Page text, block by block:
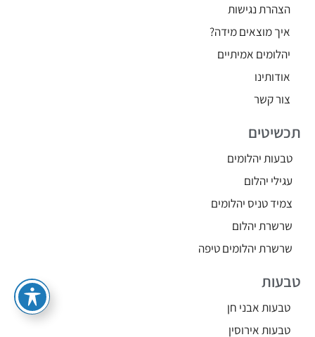
הצהרת נגישות
איך מוצאים מידה?
יהלומים אמיתיים
אודותינו
צור קשר
תכשיטים
טבעות יהלומים
עגילי יהלום
צמיד טניס יהלומים
שרשרת יהלום
שרשרת יהלומים טיפה
טבעות
טבעות אבני חן
טבעות אירוסין